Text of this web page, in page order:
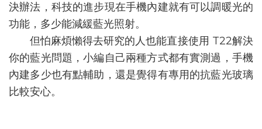
決辦法，科技的進步現在手機內建就有可以調暖光的
功能，多少能減緩藍光照射。
但怕麻煩懶得去研究的人也能直接使用 T22解決
你的藍光問題，小編自己兩種方式都有實測過，手機
內建多少也有點輔助，還是覺得有專用的抗藍光玻璃
比較安心。